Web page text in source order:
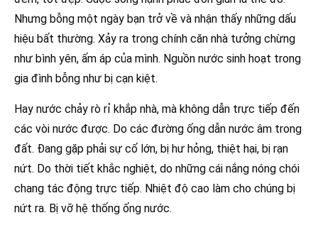
Nhưng bỗng một ngày bạn trở về và nhận thấy những dấu
hiệu bất thường. Xảy ra trong chính căn nhà tưởng chừng
như bình yên, ấm áp của mình. Nguồn nước sinh hoạt trong
gia đình bỗng như bị cạn kiệt.
Hay nước chảy rò rỉ khắp nhà, mà không dẫn trực tiếp đến
các vòi nước được. Do các đường ống dẫn nước âm trong
đất. Đang gặp phải sự cố lớn, bị hư hỏng, thiệt hại, bị rạn
nứt. Do thời tiết khắc nghiệt, do những cái nắng nóng chói
chang tác động trực tiếp. Nhiệt độ cao làm cho chúng bị
nứt ra. Bị vỡ hệ thống ống nước.